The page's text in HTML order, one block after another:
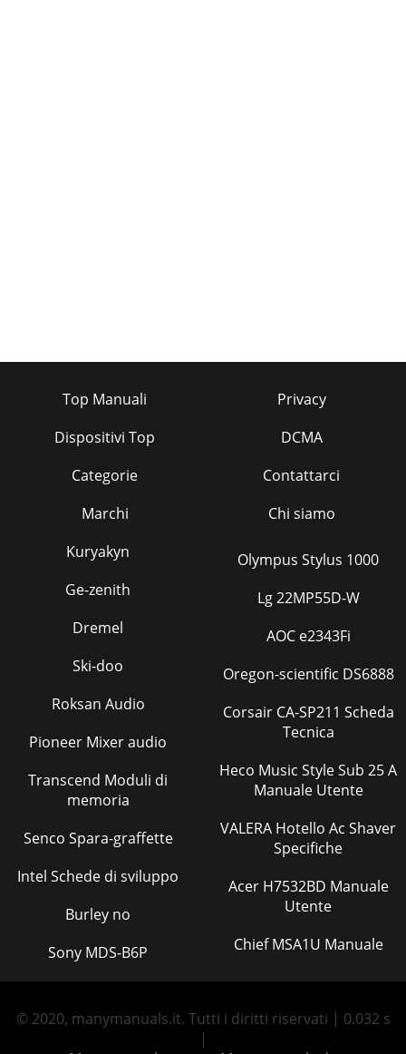
Top Manuali
Dispositivi Top
Categorie
Marchi
Privacy
DCMA
Contattarci
Chi siamo
Kuryakyn
Ge-zenith
Dremel
Ski-doo
Roksan Audio
Pioneer Mixer audio
Transcend Moduli di
memoria
Senco Spara-graffette
Intel Schede di sviluppo
Burley no
Sony MDS-B6P
Olympus Stylus 1000
Lg 22MP55D-W
AOC e2343Fi
Oregon-scientific DS6888
Corsair CA-SP211 Scheda
Tecnica
Heco Music Style Sub 25 A
Manuale Utente
VALERA Hotello Ac Shaver
Specifiche
Acer H7532BD Manuale
Utente
Chief MSA1U Manuale
© 2020, manymanuals.it. Tutti i diritti riservati | 0.032 s
|